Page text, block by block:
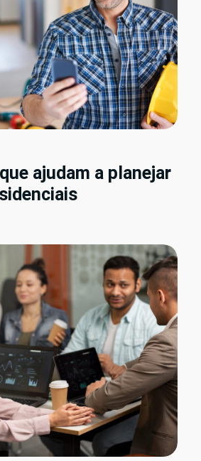
ajudam a planejar